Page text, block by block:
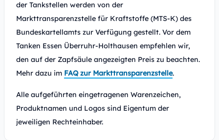
der Tankstellen werden von der
Markttransparenzstelle für Kraftstoffe (MTS-K) des
Bundeskartellamts zur Verfügung gestellt. Vor dem
Tanken Essen Überruhr-Holthausen empfehlen wir,
den auf der Zapfsäule angezeigten Preis zu beachten.
Mehr dazu im FAQ zur Markttransparenzstelle.
Alle aufgeführten eingetragenen Warenzeichen,
Produktnamen und Logos sind Eigentum der
jeweiligen Rechteinhaber.